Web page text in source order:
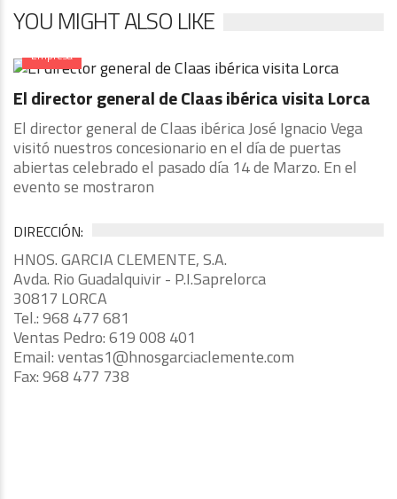
YOU MIGHT ALSO LIKE
Empresa
El director general de Claas ibérica visita Lorca
El director general de Claas ibérica José Ignacio Vega
visitó nuestros concesionario en el día de puertas
abiertas celebrado el pasado día 14 de Marzo. En el
evento se mostraron
DIRECCIÓN:
HNOS. GARCIA CLEMENTE, S.A.
Avda. Rio Guadalquivir - P.I.Saprelorca
30817 LORCA
Tel.: 968 477 681
Ventas Pedro: 619 008 401
Email: ventas1@hnosgarciaclemente.com
Fax: 968 477 738